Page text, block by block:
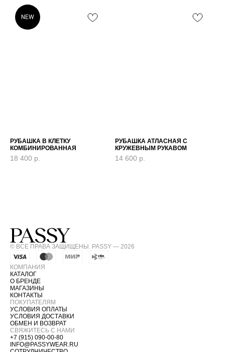
NEW
РУБАШКА В КЛЕТКУ
КОМБИНИРОВАННАЯ
18 400 р.
РУБАШКА АТЛАСНАЯ С
КРУЖЕВНЫМ РУКАВОМ
14 600 р.
© ВСЕ ПРАВА ЗАЩИЩЕНЫ. PASSY — 2026
КОМПАНИЯ
КАТАЛОГ
О БРЕНДЕ
МАГАЗИНЫ
КОНТАКТЫ
ПОКУПАТЕЛЯМ
УСЛОВИЯ ОПЛАТЫ
УСЛОВИЯ ДОСТАВКИ
ОБМЕН И ВОЗВРАТ
СВЯЖИТЕСЬ С НАМИ
+7 (915) 090-00-80
INFO@PASSYWEAR.RU